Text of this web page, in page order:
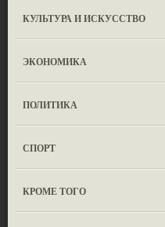
КУЛЬТУРА И ИСКУССТВО
ЭКОНОМИКА
ПОЛИТИКА
СПОРТ
КРОМЕ ТОГО